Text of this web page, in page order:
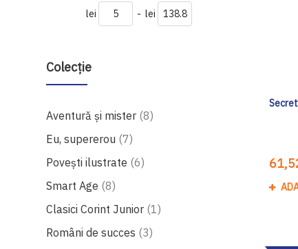
lei - lei
Colecție
Aventură și mister 8produse
Eu, supererou 7produse
Povești ilustrate 6produse
Smart Age 8produse
Clasici Corint Junior 1produs
Români de succes 3produse